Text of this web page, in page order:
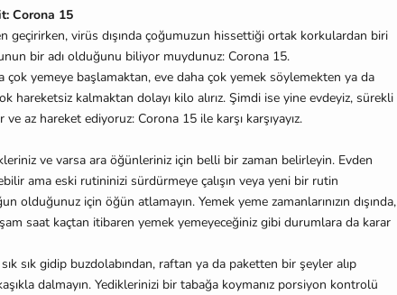
Corona 15
geçirirken, virüs dışında çoğumuzun hissettiği ortak korkulardan biri
bir adı olduğunu biliyor muydunuz: Corona 15.
çok yemeye başlamaktan, eve daha çok yemek söylemekten ya da
hareketsiz kalmaktan dolayı kilo alırız. Şimdi ise yine evdeyiz, sürekli
az hareket ediyoruz: Corona 15 ile karşı karşıyayız.
ve varsa ara öğünleriniz için belli bir zaman belirleyin. Evden
ama eski rutininizi sürdürmeye çalışın veya yeni bir rutin
olduğunuz için öğün atlamayın. Yemek yeme zamanlarınızın dışında,
saat kaçtan itibaren yemek yemeyeceğiniz gibi durumlara da karar
sık gidip buzdolabından, raftan ya da paketten bir şeyler alıp
dalmayın. Yediklerinizi bir tabağa koymanız porsiyon kontrolü